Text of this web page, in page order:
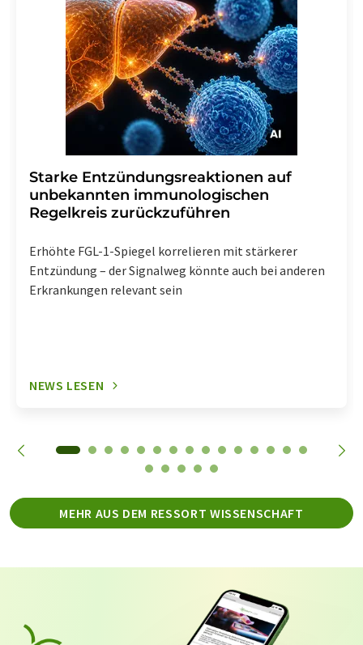
Starke Entzündungsreaktionen auf
unbekannten immunologischen
Regelkreis zurückzuführen
Erhöhte FGL-1-Spiegel korrelieren mit stärkerer
Entzündung – der Signalweg könnte auch bei anderen
Erkrankungen relevant sein
NEWS LESEN
MEHR AUS DEM RESSORT WISSENSCHAFT